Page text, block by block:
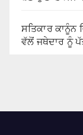
ਸਤਿਕਾਰ
ਵੱਲੋਂ ਜਥੇਦਾਰ ਨੂੰ